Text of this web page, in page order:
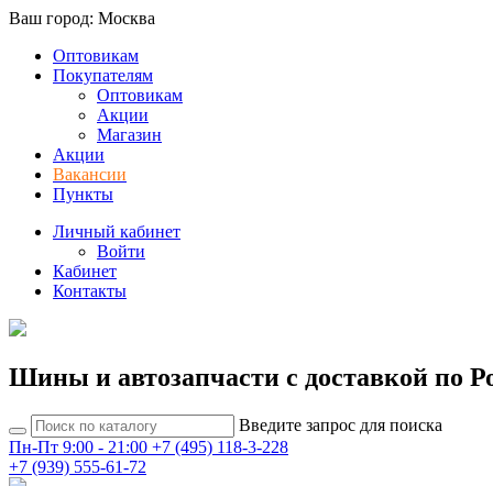
Ваш город: Москва
Оптовикам
Покупателям
Оптовикам
Акции
Магазин
Акции
Вакансии
Пункты
Личный кабинет
Войти
Кабинет
Контакты
Шины и автозапчасти с доставкой по
Введите запрос для поиска
Пн-Пт 9:00 - 21:00 +7 (495) 118-3-228
+7 (939) 555-61-72